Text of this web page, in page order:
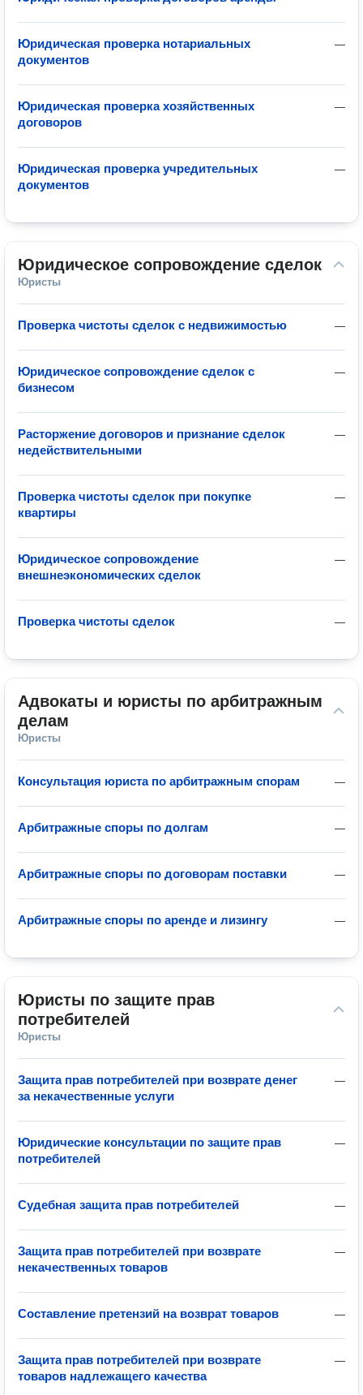
—
Юридическая проверка нотариальных
документов
—
Юридическая проверка хозяйственных
договоров
—
Юридическая проверка учредительных
документов
Юридическое сопровождение сделок
Юристы
—
Проверка чистоты сделок с недвижимостью
—
Юридическое сопровождение сделок с
бизнесом
—
Расторжение договоров и признание сделок
недействительными
—
Проверка чистоты сделок при покупке
квартиры
—
Юридическое сопровождение
внешнеэкономических сделок
—
Проверка чистоты сделок
Адвокаты и юристы по арбитражным
делам
Юристы
—
Консультация юриста по арбитражным спорам
—
Арбитражные споры по долгам
—
Арбитражные споры по договорам поставки
—
Арбитражные споры по аренде и лизингу
Юристы по защите прав
потребителей
Юристы
—
Защита прав потребителей при возврате денег
за некачественные услуги
—
Юридические консультации по защите прав
потребителей
—
Судебная защита прав потребителей
—
Защита прав потребителей при возврате
некачественных товаров
—
Составление претензий на возврат товаров
—
Защита прав потребителей при возврате
товаров надлежащего качества